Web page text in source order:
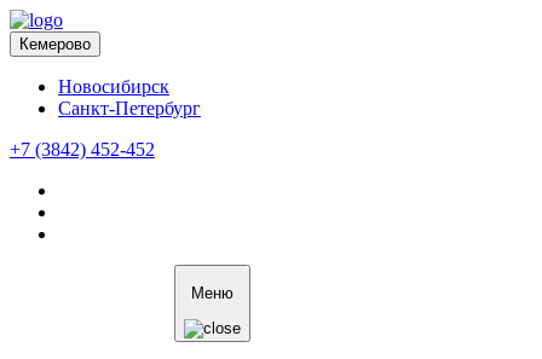
Кемерово
Новосибирск
Санкт-Петербург
+7 (3842) 452-452
Меню